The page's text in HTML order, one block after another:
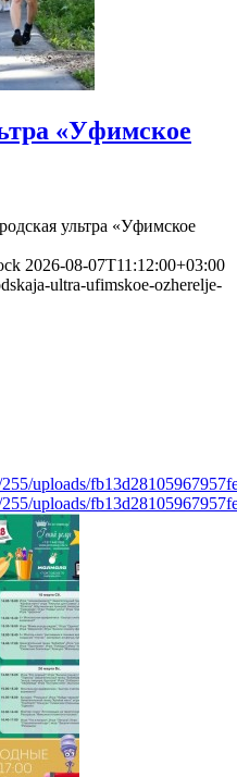
«Уфимское
ультра «Уфимское
2026-08-07T11:12:00+03:00
ultra-ufimskoe-ozherelje-
uploads/
uploads/